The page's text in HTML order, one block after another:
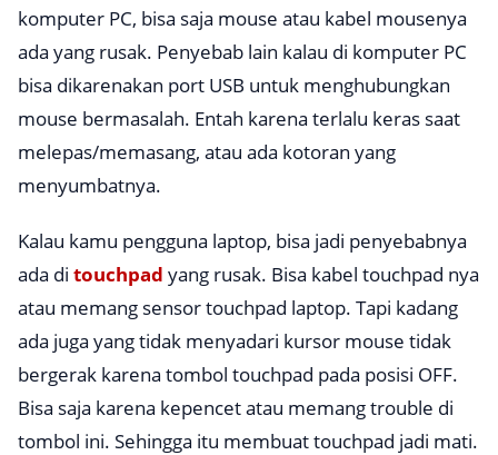
komputer PC, bisa saja mouse atau kabel mousenya
ada yang rusak. Penyebab lain kalau di komputer PC
bisa dikarenakan port USB untuk menghubungkan
mouse bermasalah. Entah karena terlalu keras saat
melepas/memasang, atau ada kotoran yang
menyumbatnya.
Kalau kamu pengguna laptop, bisa jadi penyebabnya
ada di touchpad yang rusak. Bisa kabel touchpad nya
atau memang sensortouchpad laptop. Tapi kadang
ada juga yang tidak menyadari kursor mouse tidak
bergerak karena tombol touchpad pada posisi OFF.
Bisa saja karena kepencet atau memangtrouble di
tombol ini. Sehingga itu membuattouchpad jadi mati.